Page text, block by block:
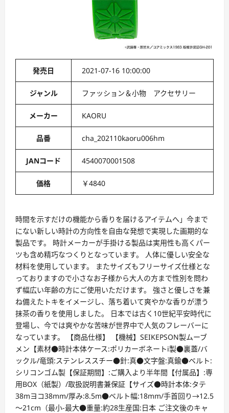
発売日 2021-07-16 10:00:00
ジャンル ファッション＆小物 アクセサリー
メーカー KAORU
品番 cha_202110kaoru006hm
JANコード 4540070001508
価格 ￥4840
時間を示すだけの機能から香りを届けるアイテムへ」今まで
にない新しい時計の方向性を自由な発想で実現した画期的な
製品です。 時計メーカーが手掛ける製品は実用性も高くパー
ツも含め精巧なつくりとなっています。 人体に優しい安全な
材料を使用しています。 またサイズもフリーサイズ仕様とな
っておりますので小さなお子様から大人の方まで性別を問わ
ず幅広い年齢の方にご使用いただけます。 強さと優しさを兼
ね備えたトキをイメージし、落ち着いて爽やかな香りが漂う
抹茶の香りを使用しました。 日本では古く10世紀平安時代に
登場し、今では爽やかな苦味が世界中で人気のフレーバーに
なっています。 【商品仕様】 【機械】SEIKEPSON製ムーブ
メン【素材●時計本体ケース:ポリカーボネートi製●裏蓋/バ
ックル/竜頭:ステンレススチー●針:真●文字盤:真鍮●ベルト:
シリコンゴム製【保証期間】:ご購入より半年間【付属品】:専
用BOX（紙製）/取扱説明書兼保証【サイズ●時計本体:タテ
38mヨコ38mm/厚み:8.5m●ベルト幅:18mm/手首回り→12.5
～21cm（最小-最大●重量:約28生産国:日本 ご注文後のキャ